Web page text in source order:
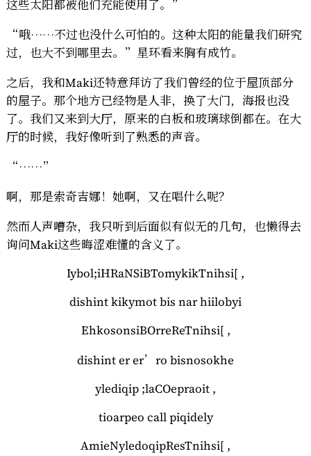
这些太阳都被他们充能使用了。”
“哦……不过也没什么可怕的。这种太阳的能量我们研究
过，也大不到哪里去。”星环看来胸有成竹。
之后，我和Maki还特意拜访了我们曾经的位于屋顶部分
的屋子。那个地方已经物是人非，换了大门，海报也没
了。我们又来到大厅，原来的白板和玻璃球倒都在。在大
厅的时候，我好像听到了熟悉的声音。
“……”
啊，那是索奇吉娜！她啊，又在唱什么呢？
然而人声嘈杂，我只听到后面似有似无的几句，也懒得去
询问Maki这些晦涩难懂的含义了。
Iybol;iHRaNSiBTomykikTnihsi[ ,
dishint kikymot bis nar hiilobyi
EhkosonsiBOrreReTnihsi[ ,
dishint er er’ro bisnosokhe
ylediqip ;laCOepraoit ,
tioarpeo call piqidely
AmieNyledoqipResTnihsi[ ,